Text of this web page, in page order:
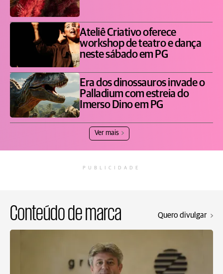
Ateliê Criativo oferece
workshop de teatro e dança
neste sábado em PG
Era dos dinossauros invade o
Palladium com estreia do
Imerso Dino em PG
Ver mais
PUBLICIDADE
Conteúdo de marca Quero divulgar